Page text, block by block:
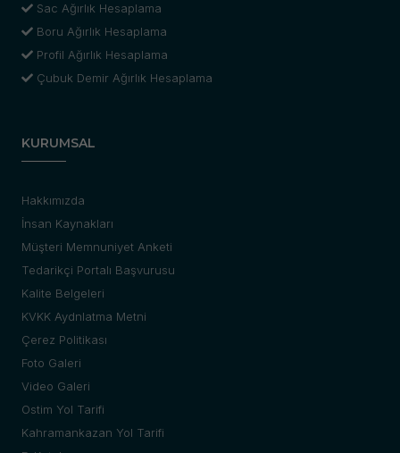
Sac Ağırlık Hesaplama
Boru Ağırlık Hesaplama
Profil Ağırlık Hesaplama
Çubuk Demir Ağırlık Hesaplama
KURUMSAL
Hakkımızda
İnsan Kaynakları
Müşteri Memnuniyet Anketi
Tedarikçi Portalı Başvurusu
Kalite Belgeleri
KVKK Aydnlatma Metni
Çerez Politikası
Foto Galeri
Video Galeri
Ostim Yol Tarifi
Kahramankazan Yol Tarifi